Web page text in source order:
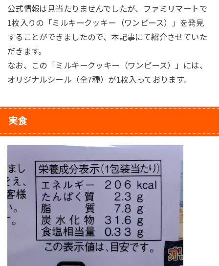
公式情報は見当たりませんでしたが、ファミリマートで
1枚入りの「ミルキークッキー（ワンピース）」を発見
することができましたので、本記事にて紹介させていた
だきます。
なお、この「ミルキークッキー（ワンピース）」には、
オリジナルシール（全7種）が1枚入っております。
実食